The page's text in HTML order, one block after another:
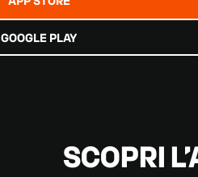
GOOGLE PLAY
SCOPRI